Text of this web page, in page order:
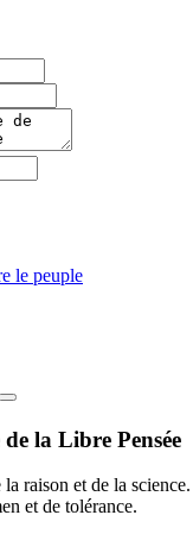
le peuple
la Libre Pensée
raison et de la
et de tolérance.